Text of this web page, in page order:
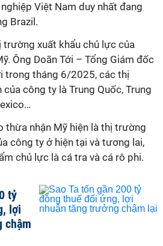
Việt Nam duy nhất đang
Brazil.
trường xuất khẩu chủ lực của
Ông Doãn Tới – Tổng Giám đốc
trong tháng 6/2025, các thị
công ty là Trung Quốc, Trung
thừa nhận Mỹ hiện là thị trường
công ty ở hiện tại và tương lai,
chủ lực là cá tra và cá rô phi.
tỷ
lợi
chậm